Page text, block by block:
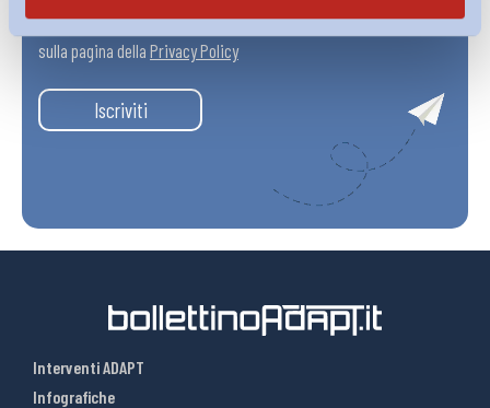
Ho letto e Accetto il trattamento dei dati personali descritti
sulla pagina della Privacy Policy
Iscriviti
Interventi ADAPT
Infografiche